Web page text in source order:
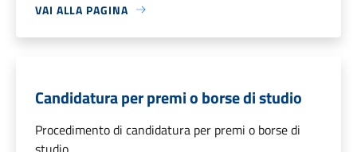
VAI ALLA PAGINA
Candidatura per premi o borse di studio
Procedimento di candidatura per premi o borse di